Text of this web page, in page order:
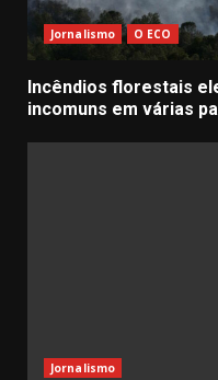
Jornalismo O ECO
Incêndios florestais
incomuns em várias
Jornalismo